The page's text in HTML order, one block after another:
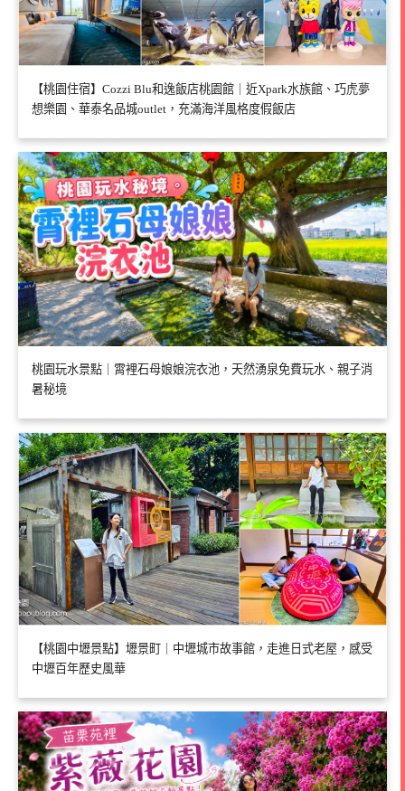
【桃園住宿】Cozzi Blu和逸飯店桃園館｜近Xpark水族館、巧虎夢
想樂園、華泰名品城outlet，充滿海洋風格度假飯店
桃園玩水景點｜霄裡石母娘娘浣衣池，天然湧泉免費玩水、親子消
暑秘境
【桃園中壢景點】壢景町｜中壢城市故事館，走進日式老屋，感受
中壢百年歷史風華